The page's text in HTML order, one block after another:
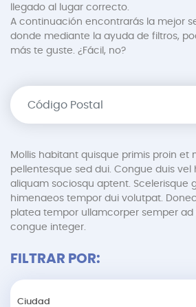
llegado al lugar correcto.
A continuación encontrarás la mejor
donde mediante la ayuda de filtros,
más te guste. ¿Fácil, no?
Mollis habitant quisque primis proin et
pellentesque sed dui. Congue duis
aliquam sociosqu aptent. Scelerisque
himenaeos tempor dui volutpat.
platea tempor ullamcorper semper ad
congue integer.
FILTRAR POR:
Ciudad